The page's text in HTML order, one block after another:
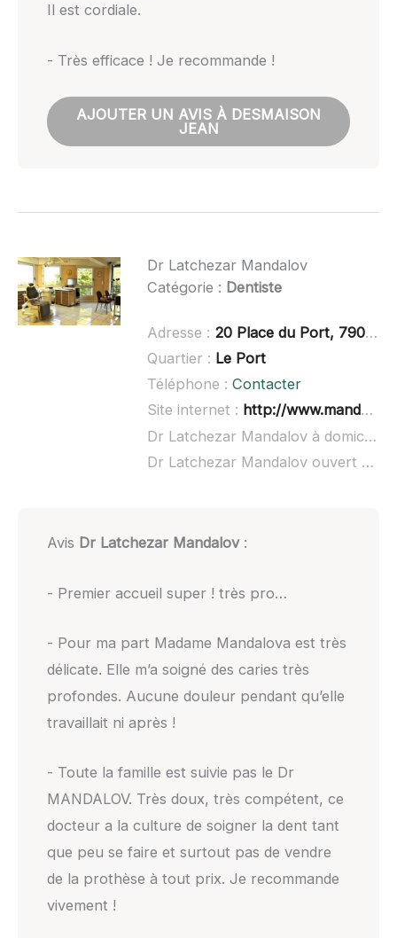
Il est cordiale.
- Très efficace ! Je recommande !
AJOUTER UN AVIS À DESMAISON
JEAN
Dr Latchezar Mandalov
Catégorie : Dentiste
Adresse : 20 Place du Port, 79000 Niort
Quartier : Le Port
Téléphone : Contacter
Site internet : http://www.mandalov.fr/
Dr Latchezar Mandalov à domicile :
Dr Latchezar Mandalov ouvert dimanche :
Avis Dr Latchezar Mandalov:
- Premier accueil super ! très pro…
- Pour ma part Madame Mandalova est très
délicate. Elle m’a soigné des caries très
profondes. Aucune douleur pendant qu’elle
travaillait ni après !
- Toute la famille est suivie pas le Dr
MANDALOV. Très doux, très compétent, ce
docteur a la culture de soigner la dent tant
que peu se faire et surtout pas de vendre
de la prothèse à tout prix. Je recommande
vivement !